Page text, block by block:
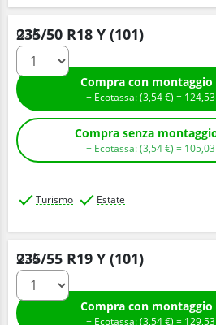
235/50 R18 Y (101)
Q.tà
+ Ecotassa: (3,54€ ) = 124,53
+ Ecotassa: (3,54€ ) = 105,03
Turismo Estate
235/55 R19 Y (101)
Q.tà
+ Ecotassa: (3,54€ ) = 129,53